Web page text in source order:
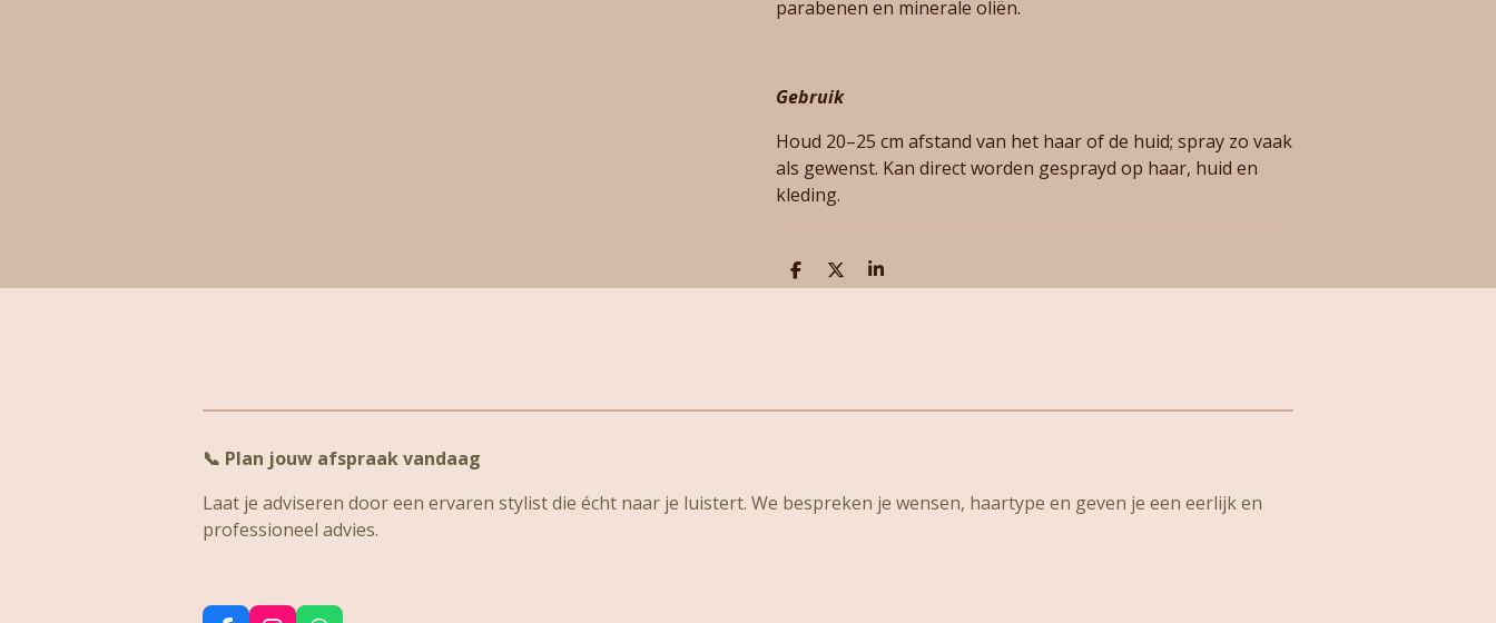
parabenen en minerale oliën.
Gebruik
Houd 20–25 cm afstand van het haar of de huid; spray zo vaak
als gewenst. Kan direct worden gesprayd op haar, huid en
kleding.
D
e
D
e
S
h
📞 Plan jouw afspraak vandaag
Laat je adviseren door een ervaren stylist die écht naar je luistert. We bespreken je wensen, haartype en geven je een eerlijk en
professioneel advies.